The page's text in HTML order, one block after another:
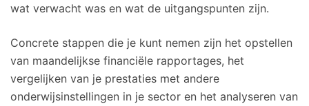
wat verwacht was en wat de uitgangspunten zijn.
Concrete stappen die je kunt nemen zijn het opstellen
van maandelijkse financiële rapportages, het
vergelijken van je prestaties met andere
onderwijsinstellingen in je sector en het analyseren van